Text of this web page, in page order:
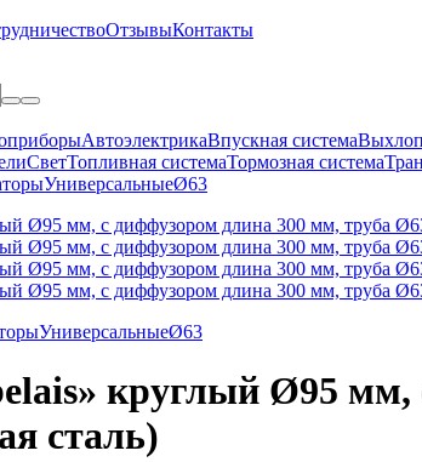
ОтзывыКонтакты
АвтоэлектрикаВпускная система
СветТопливная системаТормозная система
УниверсальныеØ63
УниверсальныеØ63
круглый Ø95
сталь)